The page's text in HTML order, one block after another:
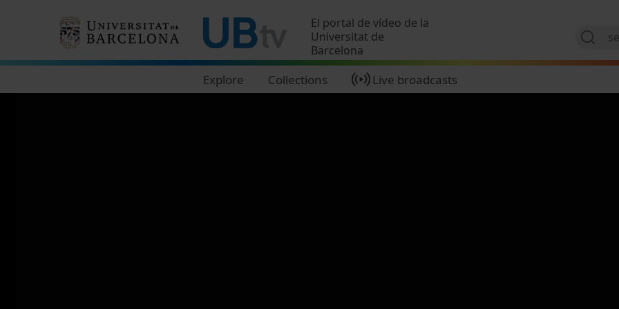
El portal de vídeo de la
Universitat de
Barcelona
Explore Collections Live broadcasts